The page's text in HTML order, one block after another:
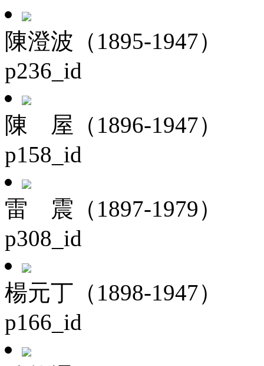
陳澄波（1895-1947）
p236_id
陳 屋（1896-1947）
p158_id
雷 震（1897-1979）
p308_id
楊元丁（1898-1947）
p166_id